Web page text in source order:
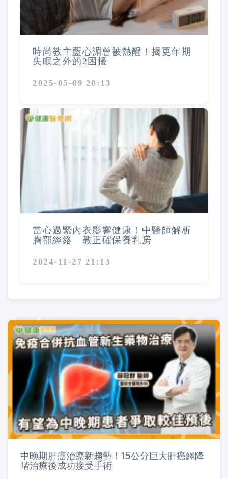
時尚教主藍心湄曾被熱醒！揭更年期
失眠之外的2困擾
2025-05-09 20:13
當心過緊內衣影響健康！中醫師解析
胸部經絡 教正確保養乳房
2024-11-27 21:13
中晚期肝癌治療新趨勢！15公分巨大肝癌經降
階治療後成功接受手術